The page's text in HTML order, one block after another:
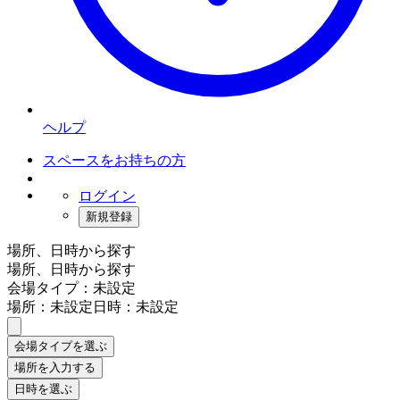
ヘルプ
スペースをお持ちの方
ログイン
新規登録
場所、日時から探す
場所、日時から探す
会場タイプ：未設定
場所：未設定日時：未設定
会場タイプを選ぶ
場所を入力する
日時を選ぶ